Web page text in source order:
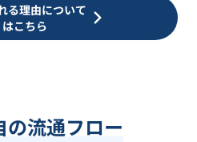
る理由について
こちら
の流通フロー